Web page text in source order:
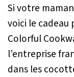
Si votre
voici le cadeau
Colorful
l’entreprise
dans les